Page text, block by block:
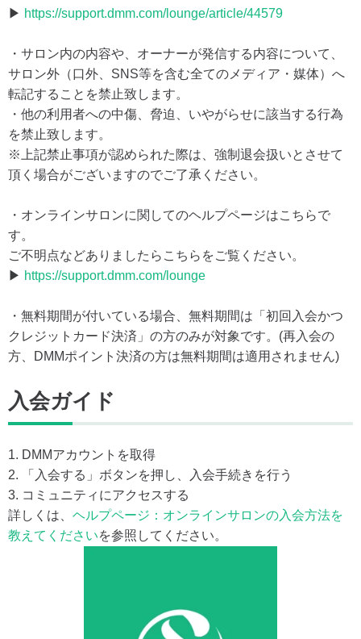
▶ https://support.dmm.com/lounge/article/44579
・サロン内の内容や、オーナーが発信する内容について、
サロン外（口外、SNS等を含む全てのメディア・媒体）へ
転記することを禁止致します。
・他の利用者への中傷、脅迫、いやがらせに該当する行為
を禁止致します。
※上記禁止事項が認められた際は、強制退会扱いとさせて
頂く場合がございますのでご了承ください。
・オンラインサロンに関してのヘルプページはこちらで
す。
ご不明点などありましたらこちらをご覧ください。
▶ https://support.dmm.com/lounge
・無料期間が付いている場合、無料期間は「初回入会かつ
クレジットカード決済」の方のみが対象です。(再入会の
方、DMMポイント決済の方は無料期間は適用されません)
入会ガイド
1. DMMアカウントを取得
2. 「入会する」ボタンを押し、入会手続きを行う
3. コミュニティにアクセスする
詳しくは、 ヘルプページ：オンラインサロンの入会方法を
教えてくださいを参照してください。